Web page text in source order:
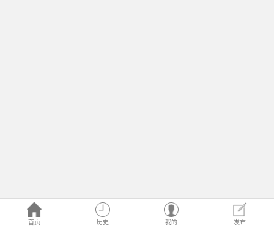
首页 历史 我的 发布